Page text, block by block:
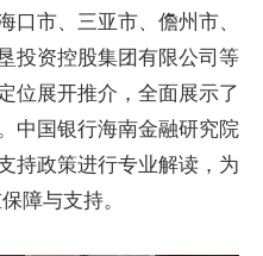
口市、三亚市、儋州市、
投资控股集团有限公司等
位展开推介，全面展示了
中国银行海南金融研究院
持政策进行专业解读，为
障与支持。